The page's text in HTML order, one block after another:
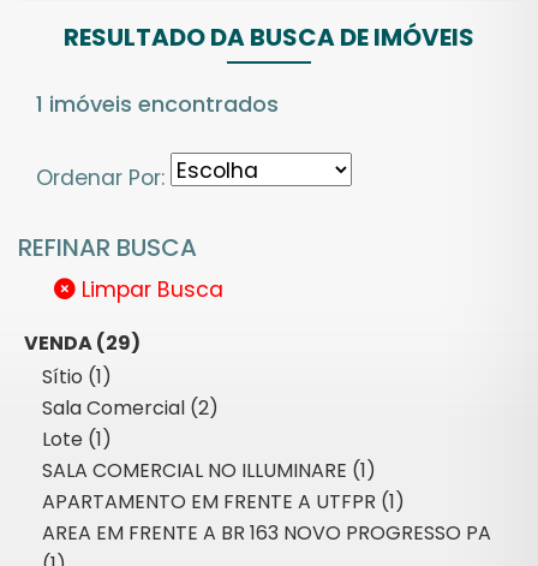
RESULTADO DA BUSCA DE IMÓVEIS
1 imóveis encontrados
Ordenar Por:
REFINAR BUSCA
Limpar Busca
VENDA (29)
Sítio (1)
Sala Comercial (2)
Lote (1)
SALA COMERCIAL NO ILLUMINARE (1)
APARTAMENTO EM FRENTE A UTFPR (1)
AREA EM FRENTE A BR 163 NOVO PROGRESSO PA